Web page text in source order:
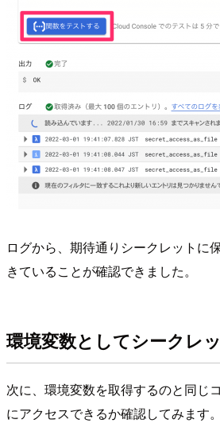
ログから、期待通りシークレットに
きていることが確認できました。
環境変数としてシークレ
次に、環境変数を取得するのと同じ
にアクセスできるか確認してみます。